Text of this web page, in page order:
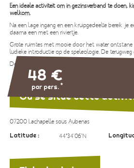
48 €
par pers.*
Een ideale activiteit om in gezinsverband te doen,
welkom.
Na een lage ingang en een kruipgedeelte bereik je
daarna een met een riviertje.
Grote ruimtes met mooie door het water
ludieke introductie op de speleologie. De
De temperatuur in de grot is 13 °C.
Où se situe cette
07200 Lachapelle sous Aubenas
Latitude : 44°34'06"N